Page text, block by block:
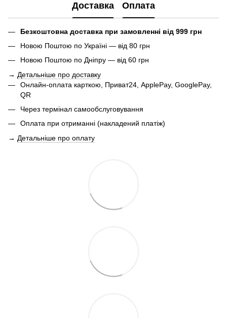
Доставка Оплата
Безкоштовна доставка при замовленні від 999 грн
Новою Поштою по Україні — від 80 грн
Новою Поштою по Дніпру — від 60 грн
→ Детальніше про доставку
Онлайн-оплата карткою, Приват24, ApplePay, GooglePay,
QR
Через термінал самообслуговування
Оплата при отриманні (накладений платіж)
→ Детальніше про оплату